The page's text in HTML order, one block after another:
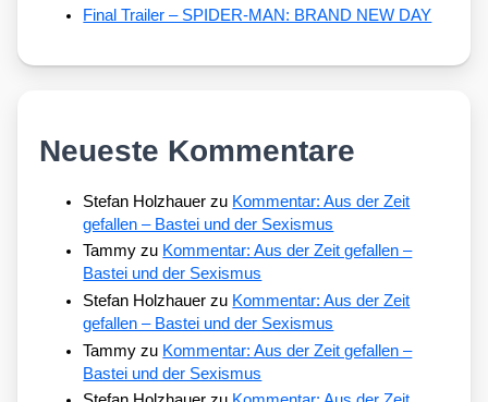
Final Trailer – SPIDER-MAN: BRAND NEW DAY
Neueste Kommentare
Stefan Holzhauer zu Kommentar: Aus der Zeit
gefallen – Bastei und der Sexismus
Tammy zu Kommentar: Aus der Zeit gefallen –
Bastei und der Sexismus
Stefan Holzhauer zu Kommentar: Aus der Zeit
gefallen – Bastei und der Sexismus
Tammy zu Kommentar: Aus der Zeit gefallen –
Bastei und der Sexismus